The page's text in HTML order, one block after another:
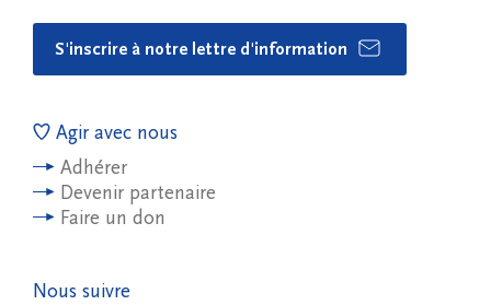
S'inscrire à notre lettre d'information
Agir avec nous
Adhérer
Devenir partenaire
Faire un don
Nous suivre